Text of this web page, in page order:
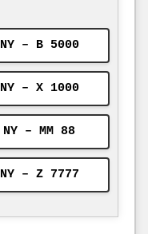
NY – B 5000
NY – X 1000
NY – MM 88
NY – Z 7777